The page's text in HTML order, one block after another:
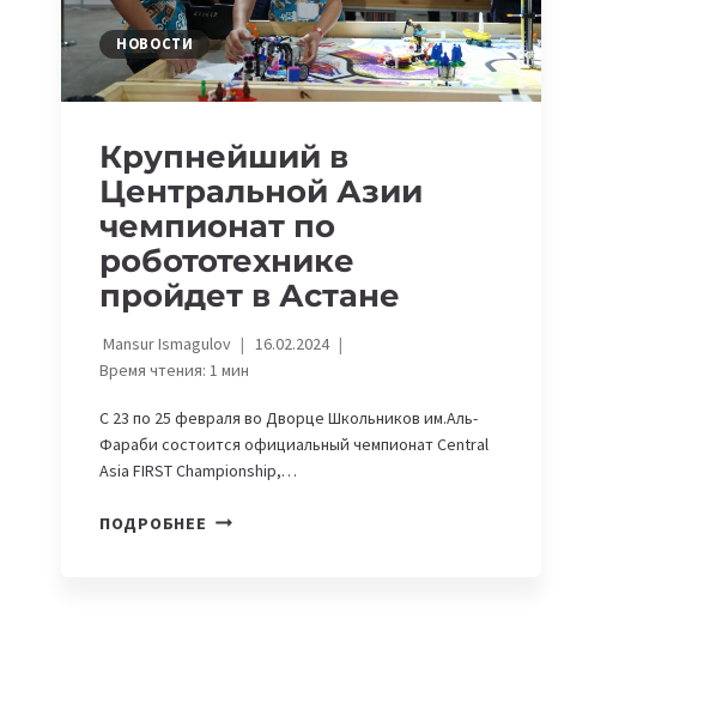
НОВОСТИ
Крупнейший в
Центральной Азии
чемпионат по
робототехнике
пройдет в Астане
Mansur Ismagulov
16.02.2024
Время чтения: 1 мин
С 23 по 25 февраля во Дворце Школьников им.Аль-
Фараби состоится официальный чемпионат Central
Asia FIRST Championship,…
ПОДРОБНЕЕ КРУПНЕЙШИЙ